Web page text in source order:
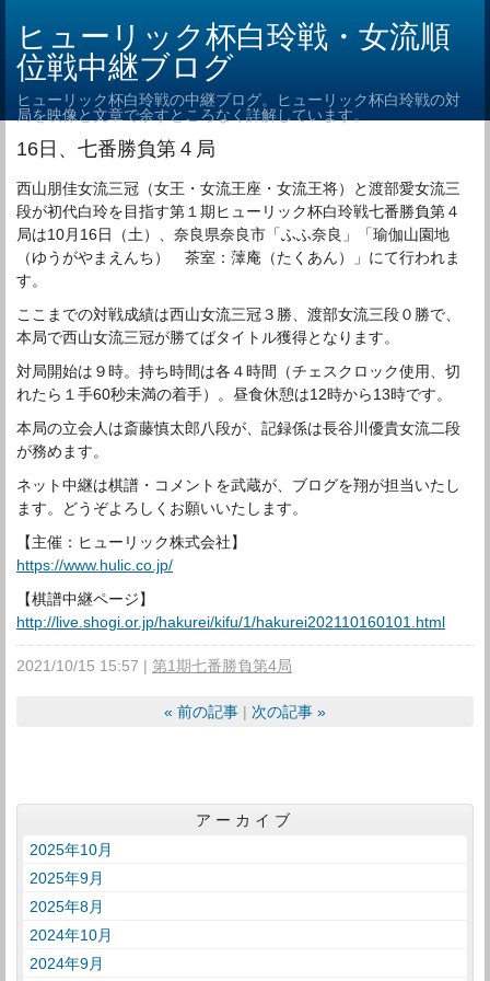
ヒューリック杯白玲戦・女流順
位戦中継ブログ
ヒューリック杯白玲戦の中継ブログ。ヒューリック杯白玲戦の対
局を映像と文章で余すところなく詳解しています。
16日、七番勝負第４局
西山朋佳女流三冠（女王・女流王座・女流王将）と渡部愛女流三
段が初代白玲を目指す第１期ヒューリック杯白玲戦七番勝負第４
局は10月16日（土）、奈良県奈良市「ふふ奈良」「瑜伽山園地
（ゆうがやまえんち） 茶室：䕪庵（たくあん）」にて行われま
す。
ここまでの対戦成績は西山女流三冠３勝、渡部女流三段０勝で、
本局で西山女流三冠が勝てばタイトル獲得となります。
対局開始は９時。持ち時間は各４時間（チェスクロック使用、切
れたら１手60秒未満の着手）。昼食休憩は12時から13時です。
本局の立会人は斎藤慎太郎八段が、記録係は長谷川優貴女流二段
が務めます。
ネット中継は棋譜・コメントを武蔵が、ブログを翔が担当いたし
ます。どうぞよろしくお願いいたします。
【主催：ヒューリック株式会社】
https://www.hulic.co.jp/
【棋譜中継ページ】
http://live.shogi.or.jp/hakurei/kifu/1/hakurei202110160101.html
2021/10/15 15:57 第1期七番勝負第4局
« 前の記事 次の記事 »
アーカイブ
2025年10月
2025年9月
2025年8月
2024年10月
2024年9月